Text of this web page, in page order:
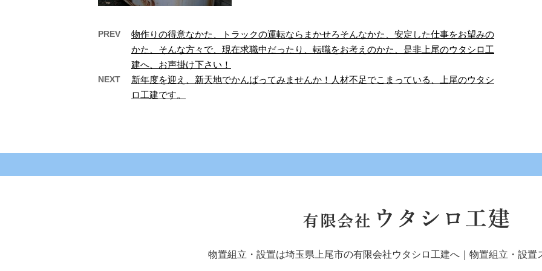
古い物置解体後、同サイズ
の物置組立設置工…
古い物置の解体作業です。20～
30年近く使った物の解体がメイ
仕事大好き
組立作業、楽しいです。 大好き
長野県で専属の社員とし
埼玉県上尾市を拠点に、物置組
PREV
物作りの得意なかた、トラックの運転ならまかせろそんなかた、安定した仕事をお望みの
かた、そんな方々で、現在求職中だったり、転職をお考えのかた、是非上尾のウタシロ工
建へ、お声掛け下さい！
NEXT
新年度を迎え、新天地でかんばってみませんか！人材不足でこまっている、上尾のウタシ
ロ工建です。
物置組立・設置は埼玉県上尾市の有限会社ウタシロ工建へ｜物置組立・設置